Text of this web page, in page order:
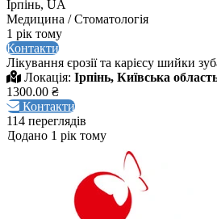
Ірпінь, UA
Медицина / Стоматологія
1 рік тому
Контакти
Лікування єрозії та карієсу шийки
Локація: Ірпінь, Київська
1300.00 ₴
Контакти
114 переглядів
Додано 1 рік тому